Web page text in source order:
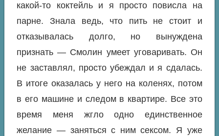
какой-то коктейль и я просто повисла на
парне. Знала ведь, что пить не стоит и
отказывалась долго, но вынуждена
признать — Смолин умеет уговаривать. Он
не заставлял, просто убеждал и я сдалась.
В итоге оказалась у него на коленях, потом
в его машине и следом в квартире. Все это
время меня жгло одно единственное
желание — заняться с ним сексом. Я уже